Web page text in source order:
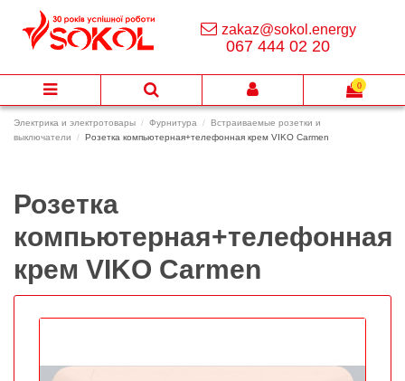
Электрика и электротовары Фурнитура
Встраиваемые розетки и
выключатели
Розетка компьютерная+телефонная крем VIKO Carmen
Розетка
компьютерная+телефонная
крем VIKO Carmen
zakaz@sokol.energy
067 444 02 20
0